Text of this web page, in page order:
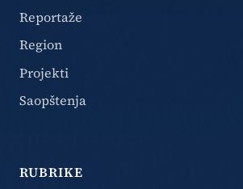
Reportaže
Region
Projekti
Saopštenja
RUBRIKE